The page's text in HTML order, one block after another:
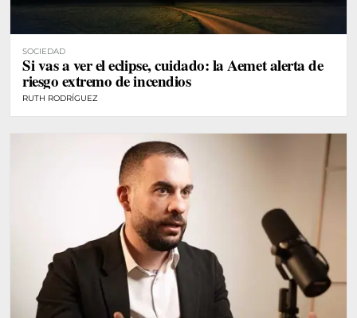
SOCIEDAD
Si vas a ver el eclipse, cuidado: la Aemet alerta de
riesgo extremo de incendios
RUTH RODRÍGUEZ